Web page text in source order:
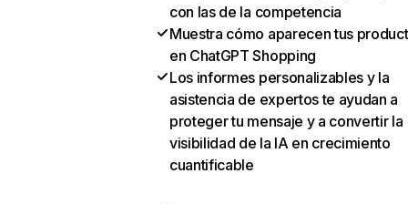
con las de la competencia
Muestra cómo aparecen tus
en ChatGPT Shopping
Los informes personalizables y la
asistencia de expertos te ayudan a
proteger tu mensaje y a convertir la
visibilidad de la IA en crecimiento
cuantificable